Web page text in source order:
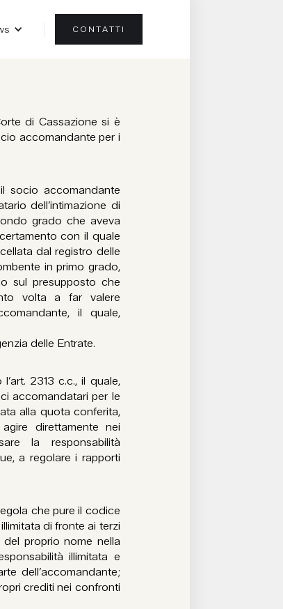
CONTATTI
di Cassazione si è
accomandante per i
socio accomandante
dell’intimazione di
grado che aveva
con il quale
dal registro delle
in primo grado,
sul presupposto che
volta a far valere
il quale,
delle Entrate.
2313 c.c., il quale,
accomandatari per le
alla quota conferita,
direttamente nei
la responsabilità
a regolare i rapporti
che pure il codice
di fronte ai terzi
proprio nome nella
illimitata e
dell’accomandante;
crediti nei confronti